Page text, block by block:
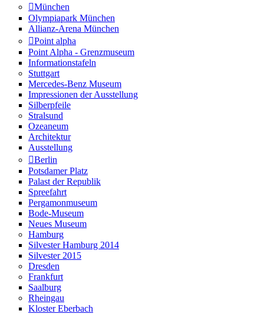
München
Olympiapark München
Allianz-Arena München
Point alpha
Point Alpha - Grenzmuseum
Informationstafeln
Stuttgart
Mercedes-Benz Museum
Impressionen der Ausstellung
Silberpfeile
Stralsund
Ozeaneum
Architektur
Ausstellung
Berlin
Potsdamer Platz
Palast der Republik
Spreefahrt
Pergamonmuseum
Bode-Museum
Neues Museum
Hamburg
Silvester Hamburg 2014
Silvester 2015
Dresden
Frankfurt
Saalburg
Rheingau
Kloster Eberbach